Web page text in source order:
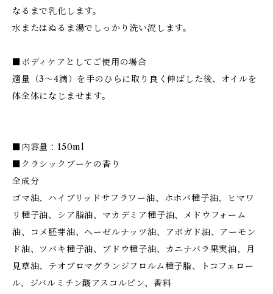
なるまで乳化します。
水またはぬるま湯でしっかり洗い流します。
■ボディケアとしてご使用の場合
適量（3～4滴）を手のひらに取り良く伸ばした後、オイルを
体全体になじませます。
■内容量：150ml
■クラシックブーケの香り
全成分
ゴマ油、ハイブリッドサフラワー油、ホホバ種子油、ヒマワ
リ種子油、シア脂油、マカデミア種子油、メドウフォーム
油、コメ胚芽油、ヘーゼルナッツ油、アボガド油、アーモン
ド油、ツバキ種子油、ブドウ種子油、カニナバラ果実油、月
見草油、テオブロマグランジフロルム種子脂、トコフェロー
ル、ジバルミチン酸アスコルピン、香料